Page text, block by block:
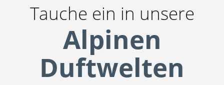
Tauche ein in unsere
Alpinen
Duftwelten